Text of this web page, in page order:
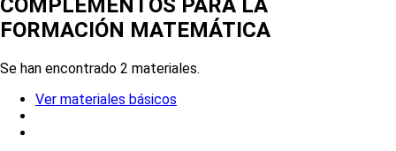
COMPLEMENTOS PARA LA
FORMACIÓN MATEMÁTICA
Se han encontrado 2 materiales.
Ver materiales básicos